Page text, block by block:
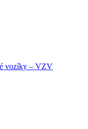
vozíky – VZV